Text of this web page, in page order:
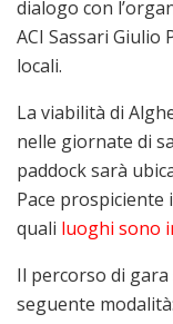
dialogo con
ACI Sassari Giulio
locali.
La viabilità di
nelle giornate di
paddock sarà
Pace prospiciente
quali luoghi sono
Il percorso di gara
seguente